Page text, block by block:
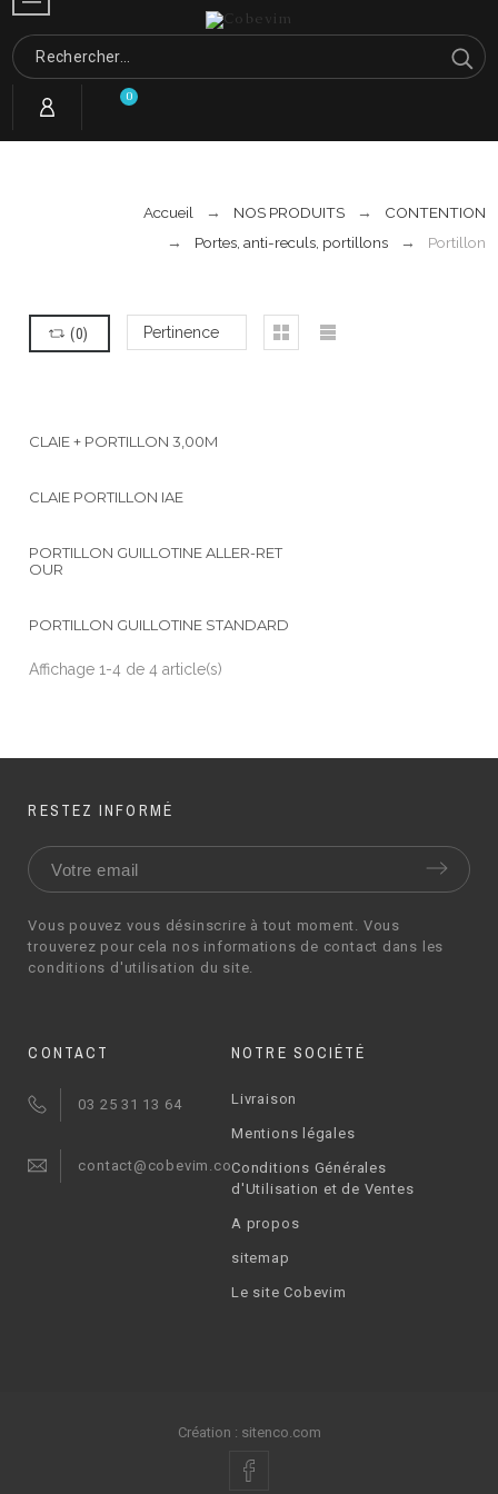
0
Accueil NOS PRODUITS
CONTENTION
Portes, anti-reculs, portillons
Portillon
(0) Pertinence
CLAIE + PORTILLON 3,00M
CLAIE PORTILLON IAE
PORTILLON GUILLOTINE ALLER-RET
OUR
PORTILLON GUILLOTINE STANDARD
Affichage 1-4 de 4 article(s)
RESTEZ INFORMÉ
Vous pouvez vous désinscrire à tout moment. Vous
trouverez pour cela nos informations de contact dans les
conditions d'utilisation du site.
CONTACT
03 25 31 13 64
contact@cobevim.com
NOTRE SOCIÉTÉ
Livraison
Mentions légales
Conditions Générales
d'Utilisation et de Ventes
A propos
sitemap
Le site Cobevim
Création : sitenco.com